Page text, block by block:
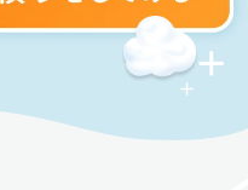
を元に作成いたしまし